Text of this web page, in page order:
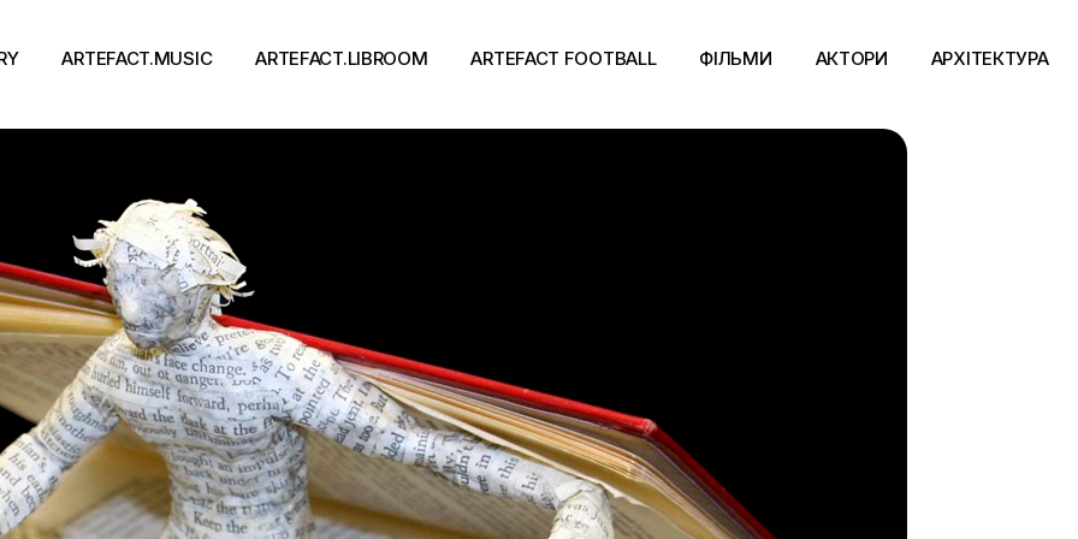
ARTEFACT.MUSIC
Альбоми
Концерти
ARTEFACT.LIBROOM ARTEFACT FOOTBALL ФІЛЬМИ АКТОРИ АРХІТЕКТУРА